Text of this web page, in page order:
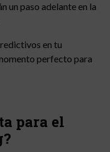
un paso adelante en la
en tu
perfecto para
para el